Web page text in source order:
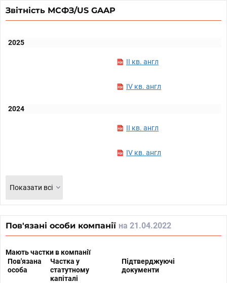
Звітність МСФЗ/US GAAP
2025
II кв. англ
IV кв. англ
2024
II кв. англ
IV кв. англ
Показати всі
Пов'язані особи компанії на 21.04.2022
Мають частки в компанії
Пов'язана
особа
Частка у
статутному
капіталі
Підтверджуючі
документи